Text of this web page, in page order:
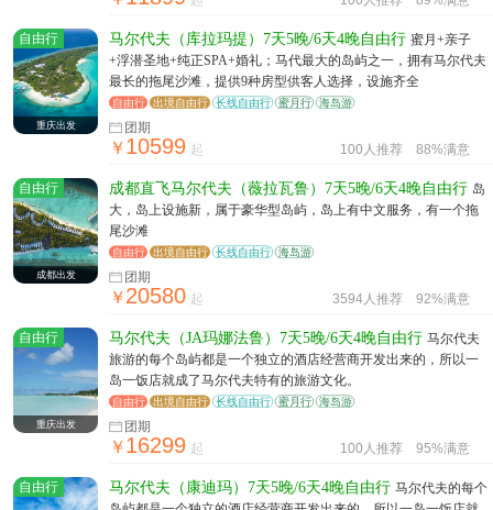
自由行
重庆出发
马尔代夫（库拉玛提）7天5晚/6天4晚自由行 蜜月+亲子
+浮潜圣地+纯正SPA+婚礼；马代最大的岛屿之一，拥有马尔代夫
最长的拖尾沙滩，提供9种房型供客人选择，设施齐全
自由行 出境自由行 长线自由行 蜜月行 海岛游
团期
￥10599 起 100人推荐 88%满意
自由行
成都出发
成都直飞马尔代夫（薇拉瓦鲁）7天5晚/6天4晚自由行 岛
大，岛上设施新，属于豪华型岛屿，岛上有中文服务，有一个拖
尾沙滩
自由行 出境自由行 长线自由行 海岛游
团期
￥20580 起 3594人推荐 92%满意
自由行
重庆出发
马尔代夫（JA玛娜法鲁）7天5晚/6天4晚自由行 马尔代夫
旅游的每个岛屿都是一个独立的酒店经营商开发出来的，所以一
岛一饭店就成了马尔代夫特有的旅游文化。
自由行 出境自由行 长线自由行 蜜月行 海岛游
团期
￥16299 起 100人推荐 95%满意
自由行 马尔代夫（康迪玛）7天5晚/6天4晚自由行 马尔代夫的每个